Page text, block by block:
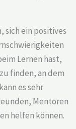
sich ein positives
Lernen hast,
finden, an dem
es sehr
Mentoren
helfen können.